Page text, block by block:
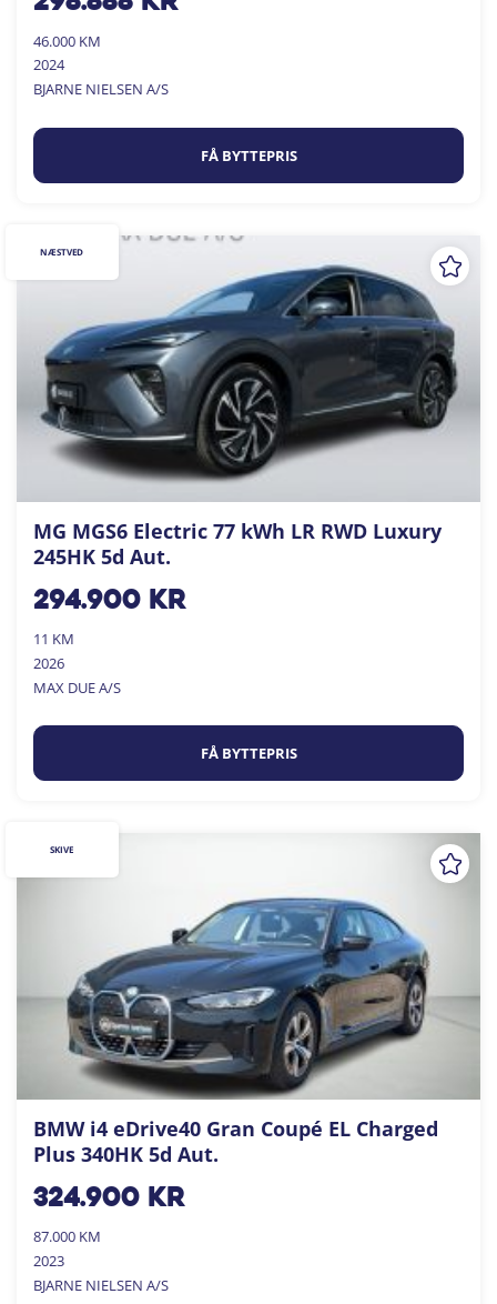
46.000 KM
2024
BJARNE NIELSEN A/S
FÅ BYTTEPRIS
MG MGS6 Electric 77 kWh LR RWD Luxury
245HK 5d Aut.
294.900kr
11 KM
2026
MAX DUE A/S
FÅ BYTTEPRIS
NÆSTVED
BMW i4 eDrive40 Gran Coupé EL Charged
Plus 340HK 5d Aut.
324.900kr
87.000 KM
2023
BJARNE NIELSEN A/S
SKIVE